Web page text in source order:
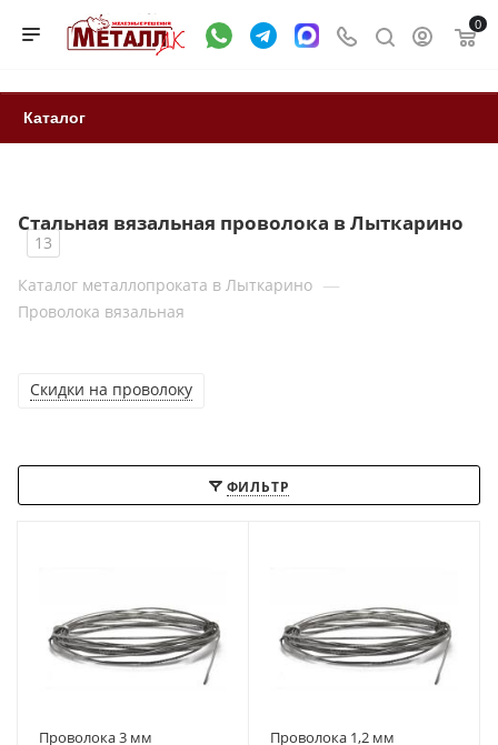
0
Каталог
Стальная вязальная проволока в Лыткарино
13
Каталог металлопроката в Лыткарино —
Проволока вязальная
Скидки на проволоку
ФИЛЬТР
Проволока 3 мм
Проволока 1,2 мм